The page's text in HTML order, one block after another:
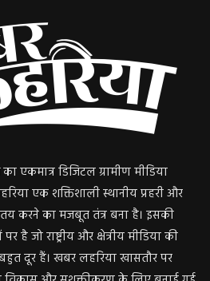
एकमात्र डिजिटल ग्रामीण मीडिया
एक शक्तिशाली स्थानीय प्रहरी और
करने का मजबूत तंत्र बना है। इसकी
पर है जो राष्ट्रीय और क्षेत्रीय मीडिया की
दूर हैं। खबर लहरिया खासतौर पर